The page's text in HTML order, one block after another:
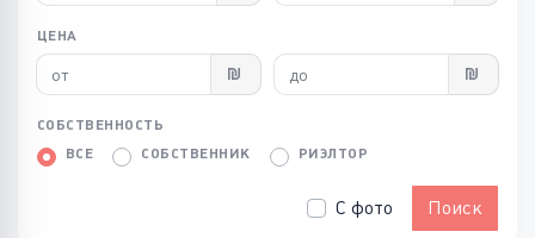
ЦЕНА
СОБСТВЕННОСТЬ
ВСЕ
СОБСТВЕННИК РИЭЛТОР
С фото Поиск